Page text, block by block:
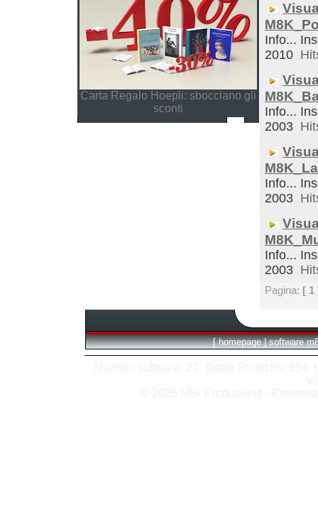
Carta Regalo Hoepli: sbocciano gli
sconti
Info...
2010
Info...
2003
Info...
2003
Info...
2003
Pagina: [ 1
[ homepage | software